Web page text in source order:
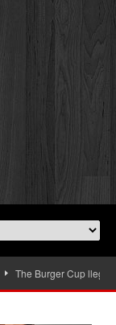
The Burger Cup llega a